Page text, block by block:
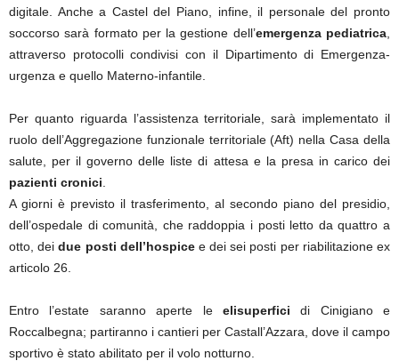
digitale. Anche a Castel del Piano, infine, il personale del pronto
soccorso sarà formato per la gestione dell’emergenza pediatrica
attraverso protocolli condivisi con il Dipartimento di Emergenza-
urgenza e quello Materno-infantile.
Per quanto riguarda l’assistenza territoriale, sarà implementato il
ruolo dell’Aggregazione funzionale territoriale (Aft) nella Casa della
salute, per il governo delle liste di attesa e la presa in carico dei
pazienti cronici
A giorni è previsto il trasferimento, al secondo piano del presidio,
dell’ospedale di comunità, che raddoppia i posti letto da quattro a
otto, deidue posti dell’hospicee dei sei posti per riabilitazione ex
articolo 26.
Entro l’estate saranno aperte le elisuperfici di Cinigiano e
Roccalbegna; partiranno i cantieri per Castall’Azzara, dove il campo
sportivo è stato abilitato per il volo notturno.